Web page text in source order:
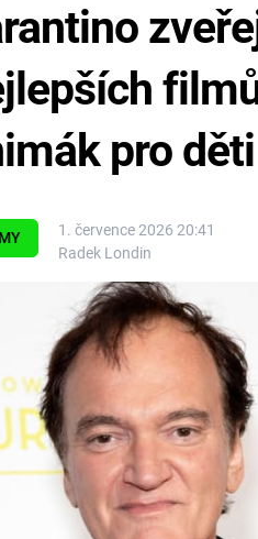
1. července 2026 20:41
Radek Londin
pro děti